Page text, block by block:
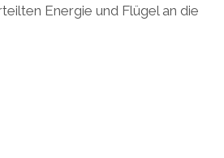
Energie und Flügel an die